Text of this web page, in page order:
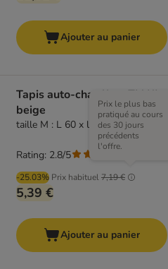
Ajouter au panier
Tapis auto-chauffant TIAKI,
beige
taille M : L 60 x l 45 cm
-25.03% Prix habituel7,19 €
Prix le plus bas
pratiqué au cours
des 30 jours
précédents
l'offre.
5,39 €
Rating: 2.8/5
Ajouter au panier